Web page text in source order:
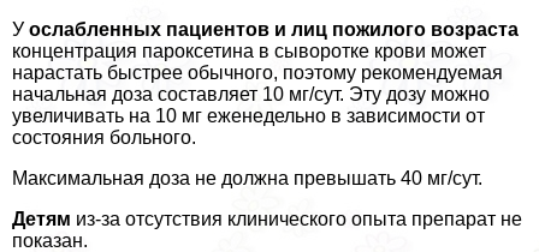
У ослабленных пациентов и лиц пожилого возраста
концентрация пароксетина в сыворотке крови может
нарастать быстрее обычного, поэтому рекомендуемая
начальная доза составляет 10 мг/сут. Эту дозу можно
увеличивать на 10 мг еженедельно в зависимости от
состояния больного.
Максимальная доза не должна превышать 40 мг/сут.
Детям из-за отсутствия клинического опыта препарат не
показан.